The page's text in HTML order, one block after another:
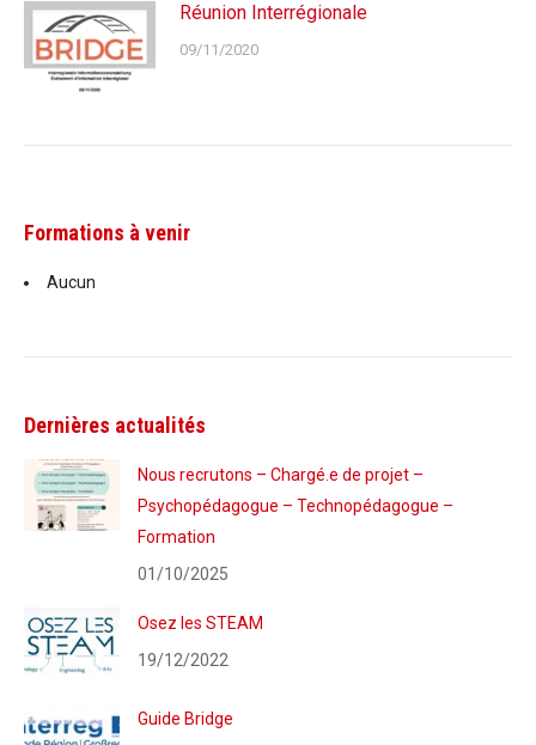
Réunion Interrégionale
09/11/2020
Formations à venir
Aucun
Dernières actualités
Nous recrutons – Chargé.e de projet –
Psychopédagogue – Technopédagogue –
Formation
01/10/2025
Osez les STEAM
19/12/2022
Guide Bridge